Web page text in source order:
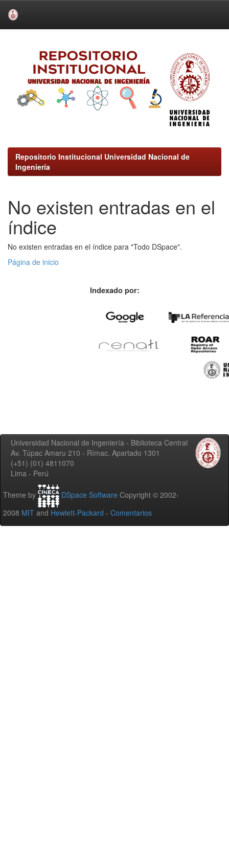
Repositorio Institucional Universidad Nacional de
Ingeniería
No existen entradas en el
índice
No existen entradas en el índice para "Todo DSpace".
Página de inicio
Indexado por:
Universidad Nacional de Ingeniería - Biblioteca Central
Av. Túpac Amaru 210 - Rímac. Apartado 1301
(+51) (01) 4811070
Lima - Perú
Theme by DSpace Software Copyright © 2002-
2008 MIT and Hewlett-Packard - Comentarios